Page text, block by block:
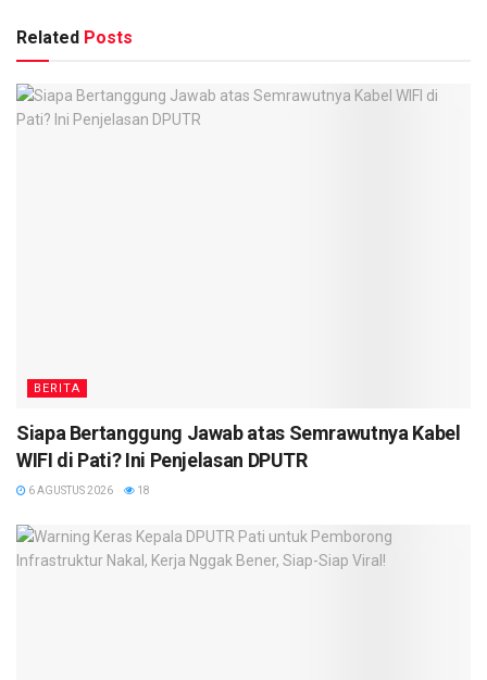
Related Posts
BERITA
Siapa Bertanggung Jawab atas Semrawutnya Kabel
WIFI di Pati? Ini Penjelasan DPUTR
6 AGUSTUS 2026 18